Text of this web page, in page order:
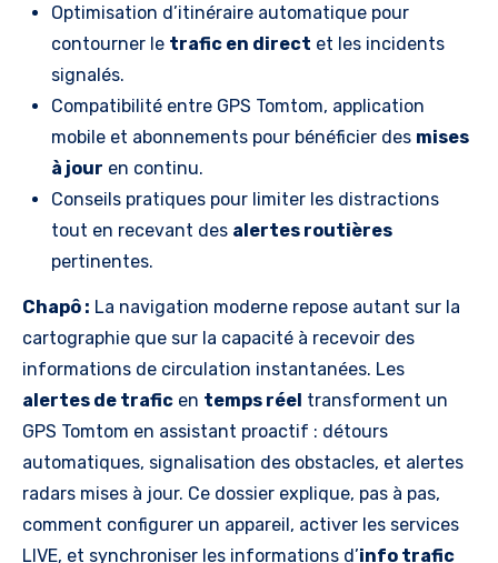
GO Camper
(voir la liste de
compatibilité
ci-dessous)
Optimisation d’itinéraire automatique pour
contourner le trafic en direct et les incidents
signalés.
Compatibilité entre GPS Tomtom, application
mobile et abonnements pour bénéficier des mises
à jour en continu.
Conseils pratiques pour limiter les distractions
tout en recevant des alertes routières
pertinentes.
Chapô : La navigation moderne repose autant sur la
cartographie que sur la capacité à recevoir des
informations de circulation instantanées. Les
alertes de trafic en temps réel transforment un
GPS Tomtom en assistant proactif : détours
automatiques, signalisation des obstacles, et alertes
radars mises à jour. Ce dossier explique, pas à pas,
comment configurer un appareil, activer les services
LIVE, et synchroniser les informations d’info trafic